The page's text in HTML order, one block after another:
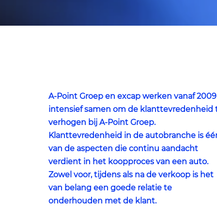
A-Point Groep en excap werken vanaf 2009
intensief samen om de klanttevredenheid
verhogen bij A-Point Groep.
Klanttevredenheid in de autobranche is
van de aspecten die continu aandacht
verdient in het koopproces van een auto.
Zowel voor, tijdens als na de verkoop is het
van belang een goede relatie te
onderhouden met de klant.